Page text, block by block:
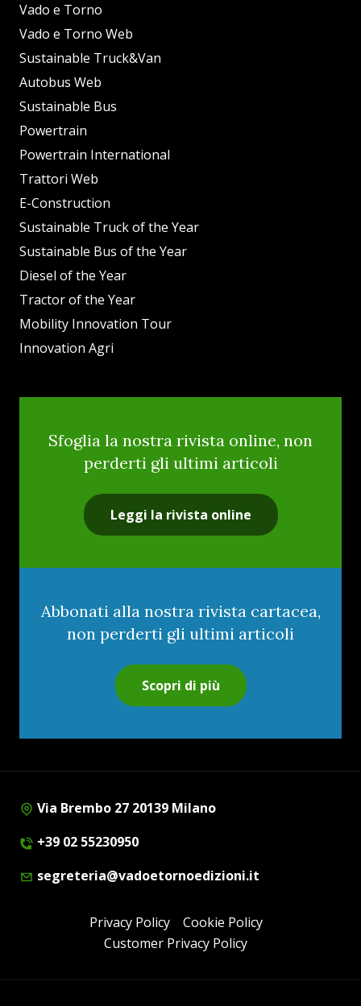
Vado e Torno
Vado e Torno Web
Sustainable Truck&Van
Autobus Web
Sustainable Bus
Powertrain
Powertrain International
Trattori Web
E-Construction
Sustainable Truck of the Year
Sustainable Bus of the Year
Diesel of the Year
Tractor of the Year
Mobility Innovation Tour
Innovation Agri
Sfoglia la nostra rivista online, non
perderti gli ultimi articoli
Leggi la rivista online
Abbonati alla nostra rivista cartacea,
non perderti gli ultimi articoli
Scopri di più
Via Brembo 27 20139 Milano
+39 02 55230950
segreteria@vadoetornoedizioni.it
Privacy Policy
Cookie Policy
Customer Privacy Policy